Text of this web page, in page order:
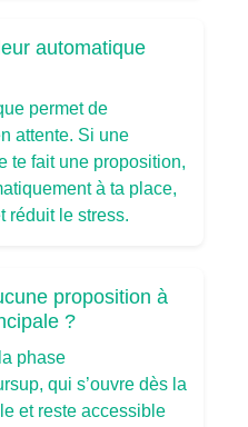
automatique
permet de
attente. Si une
te fait une proposition,
à ta place,
réduit le stress.
proposition à
?
phase
qui s’ouvre dès la
et reste accessible